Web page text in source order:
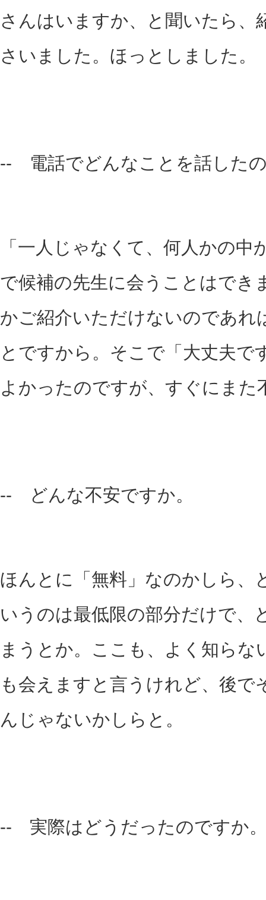
さんはいますか、と聞いたら、
さいました。ほっとしました。
-- 電話でどんなことを話した
「一人じゃなくて、何人かの
で候補の先生に会うことはでき
かご紹介いただけないのであれ
とですから。そこで「大丈夫
よかったのですが、すぐにまた
-- どんな不安ですか。
ほんとに「無料」なのかしら、
いうのは最低限の部分だけで、
まうとか。ここも、よく知ら
も会えますと言うけれど、後
んじゃないかしらと。
-- 実際はどうだったのですか